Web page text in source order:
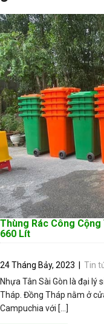
Thùng Rác Công
660 Lít
24 Tháng Bảy, 2023
Tin
Nhựa Tân Sài Gòn là đại lý
Tháp. Đồng Tháp nằm ở
Campuchia với […]